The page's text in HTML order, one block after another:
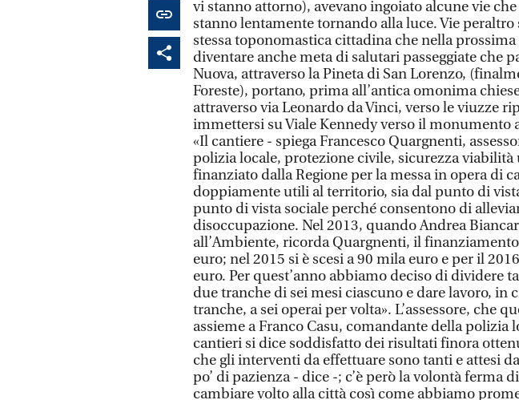
vi stanno attorno), avevano ingoiato alcune vie
stanno lentamente tornando alla luce. Vie peraltro
stessa toponomastica cittadina che nella
diventare anche meta di salutari passeggiate che
Nuova, attraverso la Pineta di San Lorenzo,
Foreste), portano, prima all’antica omonima
attraverso via Leonardo da Vinci, verso le viuzze
immettersi su Viale Kennedy verso il monumento
«Il cantiere - spiega Francesco Quargnenti,
polizia locale, protezione civile, sicurezza viabilità
finanziato dalla Regione per la messa in opera di
doppiamente utili al territorio, sia dal punto di
punto di vista sociale perché consentono di
disoccupazione. Nel 2013, quando Andrea
all’Ambiente, ricorda Quargnenti, il
euro; nel 2015 si è scesi a 90 mila euro e per il
euro. Per quest’anno abbiamo deciso di dividere
due tranche di sei mesi ciascuno e dare lavoro, in
tranche, a sei operai per volta». L’assessore, che
assieme a Franco Casu, comandante della polizia
cantieri si dice soddisfatto dei risultati finora
che gli interventi da effettuare sono tanti e attesi
po’ di pazienza - dice -; c’è però la volontà ferma
cambiare volto alla città così come abbiamo